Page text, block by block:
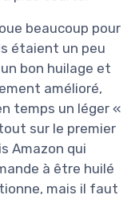
beaucoup pour
étaient un peu
bon huilage et
amélioré,
temps un léger «
sur le premier
Amazon qui
à être huilé
mais il faut